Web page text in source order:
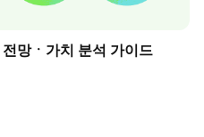
망ㆍ가치 분석 가이드